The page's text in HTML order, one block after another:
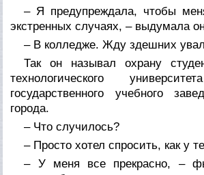
– Я предупреждала, чтобы
экстренных случаях, – выдумала
– В колледже. Жду здешних
Так он называл охрану
технологического
государственного учебного
города.
– Что случилось?
– Просто хотел спросить, как у
– У меня все прекрасно, –